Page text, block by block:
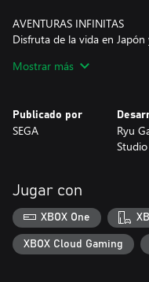
AVENTURAS INFINITAS
Disfruta de la vida en
Mostrar más
Publicado por
SEGA
Ryu
Studio
Jugar con
XBOX One
XBOX Cloud Gaming